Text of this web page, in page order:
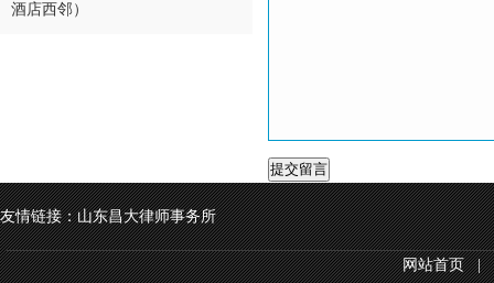
酒店西邻）
友情链接：山东昌大律师事务所
网站首页|